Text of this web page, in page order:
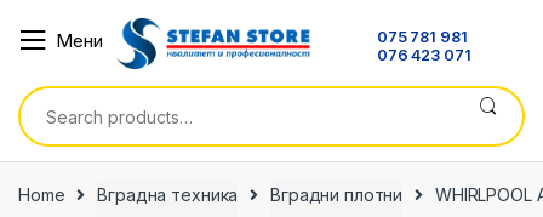
Мени
075 781 981
076 423 071
Search
for:
Home Вградна техника Вградни плотни WHIRLPOOL